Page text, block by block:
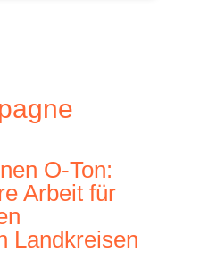
O-Ton:
Arbeit für
Landkreisen